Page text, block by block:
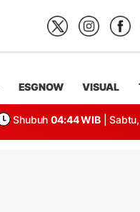
ESGNOW VISUAL
Shubuh 04:44 WIB |